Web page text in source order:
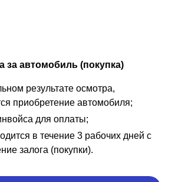
за автомобиль (покупка)
результате осмотра,
приобретение автомобиля;
для оплаты;
в течение 3 рабочих дней с
залога (покупки).